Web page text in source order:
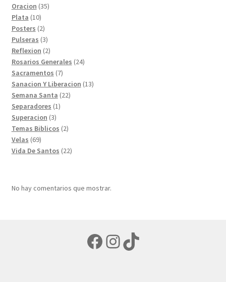
productos
Oracion 3535
Plata 1010
productos
Posters 22
productos
Pulseras 33
productos
Reflexion 22
productos
Rosarios Generales 2424
Sacramentos 77
productos
Sanacion Y Liberacion 1313
Semana Santa 2222
Separadores 11
Superacion 33
productos
Temas Biblicos 22
Velas 6969
productos
Vida De Santos 2222
No hay comentarios que mostrar.
Facebook
Instagram
TikTok